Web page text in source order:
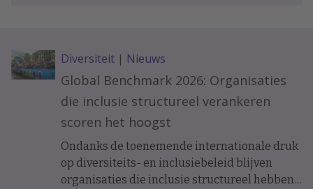
Diversiteit| Nieuws
Global Benchmark 2026: Organisaties
die inclusie structureel verankeren
scoren het hoogst
Ondanks de toenemende internationale druk
op diversiteits- en inclusiebeleid blijven
organisaties die inclusie structureel hebben